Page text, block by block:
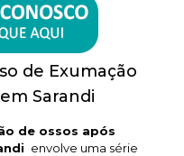
de Exumação
Sarandi
de ossos após
envolve uma série